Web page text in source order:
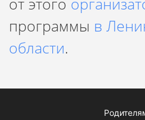
программы в
области.